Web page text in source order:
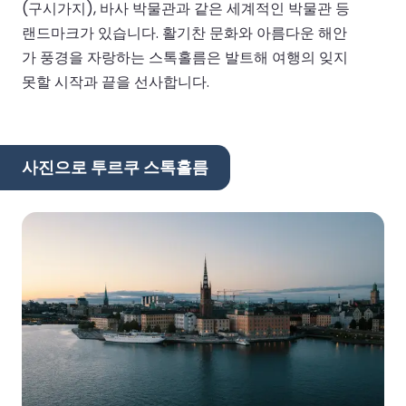
(구시가지), 바사 박물관과 같은 세계적인 박물관 등
랜드마크가 있습니다. 활기찬 문화와 아름다운 해안
가 풍경을 자랑하는 스톡홀름은 발트해 여행의 잊지
못할 시작과 끝을 선사합니다.
사진으로 투르쿠 스톡홀름